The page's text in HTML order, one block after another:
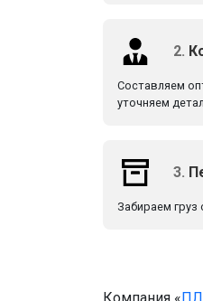
2.
Составляем
уточняем
3.
Забираем груз
Компания «